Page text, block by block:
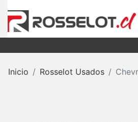
Inicio Rosselot Usados